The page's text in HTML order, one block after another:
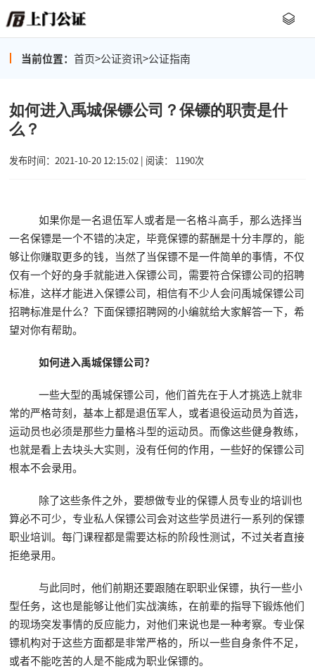
当前位置： 首页>公证资讯>公证指南
如何进入禹城保镖公司？保镖的职责是什
么？
发布时间：2021-10-20 12:15:02 | 阅读： 1190次
如果你是一名退伍军人或者是一名格斗高手，那么选择当
一名保镖是一个不错的决定，毕竟保镖的薪酬是十分丰厚的，能
够让你赚取更多的钱，当然了当保镖不是一件简单的事情，不仅
仅有一个好的身手就能进入保镖公司，需要符合保镖公司的招聘
标准，这样才能进入保镖公司，相信有不少人会问禹城保镖公司
招聘标准是什么？下面保镖招聘网的小编就给大家解答一下，希
望对你有帮助。
如何进入禹城保镖公司？
一些大型的禹城保镖公司，他们首先在于人才挑选上就非
常的严格苛刻，基本上都是退伍军人，或者退役运动员为首选，
运动员也必须是那些力量格斗型的运动员。而像这些健身教练，
也就是看上去块头大实则，没有任何的作用，一些好的保镖公司
根本不会录用。
除了这些条件之外，要想做专业的保镖人员专业的培训也
算必不可少，专业私人保镖公司会对这些学员进行一系列的保镖
职业培训。每门课程都是需要达标的阶段性测试，不过关者直接
拒绝录用。
与此同时，他们前期还要跟随在职职业保镖，执行一些小
型任务，这也是能够让他们实战演练，在前辈的指导下锻炼他们
的现场突发事情的反应能力，对他们来说也是一种考察。专业保
镖机构对于这些方面都是非常严格的，所以一些自身条件不足，
或者不能吃苦的人是不能成为职业保镖的。